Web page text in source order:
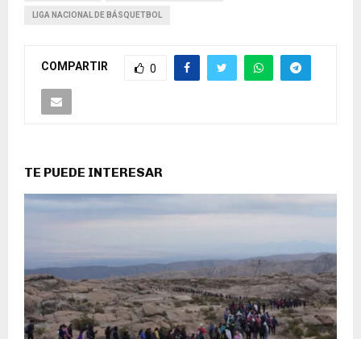
LIGA NACIONAL DE BÁSQUETBOL
COMPARTIR 0
TE PUEDE INTERESAR